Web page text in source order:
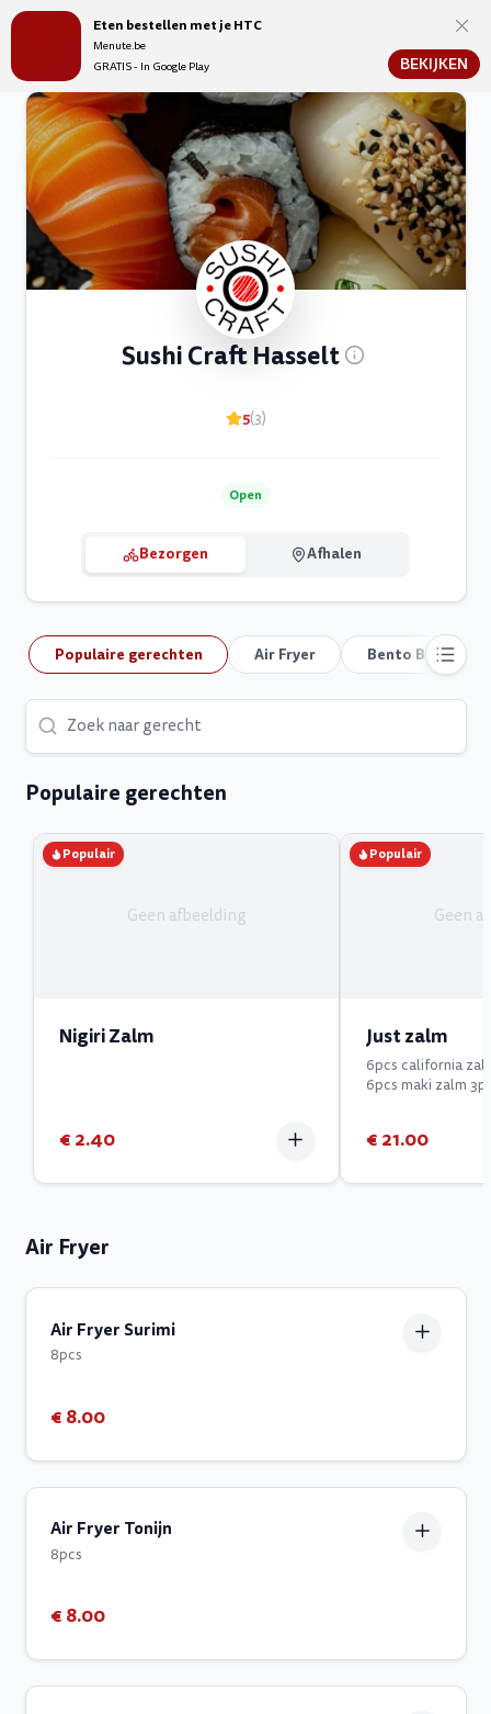
Eten bestellen met je HTC
Menute.be
GRATIS - In Google Play
BEKIJKEN
Menute.be
Sushi Craft Hasselt
5(3)
Open
Bezorgen Afhalen
Populaire gerechten Air Fryer Bento Box
Populaire gerechten
Populair
Geen afbeelding
Nigiri Zalm
€ 2.40
Populair
Geen
Just zalm
6pcs california
6pcs maki zalm
€ 21.00
Air Fryer
Air Fryer Surimi
8pcs
€ 8.00
Air Fryer Tonijn
8pcs
€ 8.00